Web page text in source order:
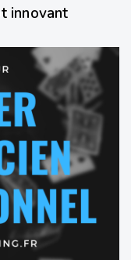
innovant